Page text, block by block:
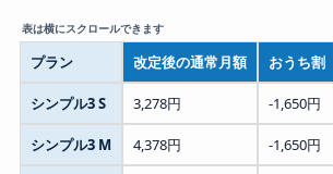
プラン 改定後の通常月額 おうち割
シンプル3 S 3,278円 -1,650円
シンプル3 M 4,378円 -1,650円